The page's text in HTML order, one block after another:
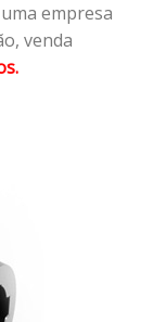
empresa
venda